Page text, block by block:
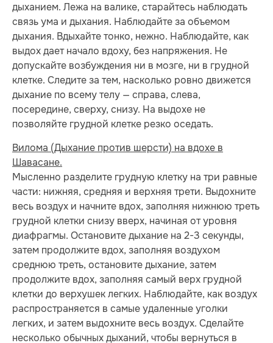
дыханием. Лежа на валике, старайтесь наблюдать
связь ума и дыхания. Наблюдайте за объемом
дыхания. Вдыхайте тонко, нежно. Наблюдайте, как
выдох дает начало вдоху, без напряжения. Не
допускайте возбуждения ни в мозге, ни в грудной
клетке. Следите за тем, насколько ровно движется
дыхание по всему телу — справа, слева,
посередине, сверху, снизу. На выдохе не
позволяйте грудной клетке резко оседать.
Вилома (Дыхание против шерсти) на вдохе в
Шавасане.
Мысленно разделите грудную клетку на три равные
части: нижняя, средняя и верхняя трети. Выдохните
весь воздух и начните вдох, заполняя нижнюю треть
грудной клетки снизу вверх, начиная от уровня
диафрагмы. Остановите дыхание на 2-3 секунды,
затем продолжите вдох, заполняя воздухом
среднюю треть, остановите дыхание, затем
продолжите вдох, заполняя самый верх грудной
клетки до верхушек легких. Наблюдайте, как воздух
распространяется в самые удаленные уголки
легких, и затем выдохните весь воздух. Сделайте
несколько обычных дыханий, чтобы вернуться в